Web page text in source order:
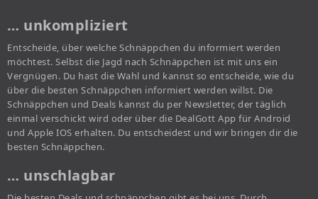
… unkompliziert
Entscheide, über welche Schnäppchen du informiert werden
möchtest. Selbst die Jagd nach Schnäppchen ist mit uns ein
Vergnügen. Du hast die Wahl und kannst so entscheide, wie du
über die besten Schnäppchen informiert werden willst. Die
Schnäppchen und Deals kannst du per Newsletter, der täglich
einmal verschickt wird oder über die DealGott App für Android
und Apple IOS erhalten. Du entscheidest und wir bringen dir die
besten Schnäppchen.
… unschlagbar